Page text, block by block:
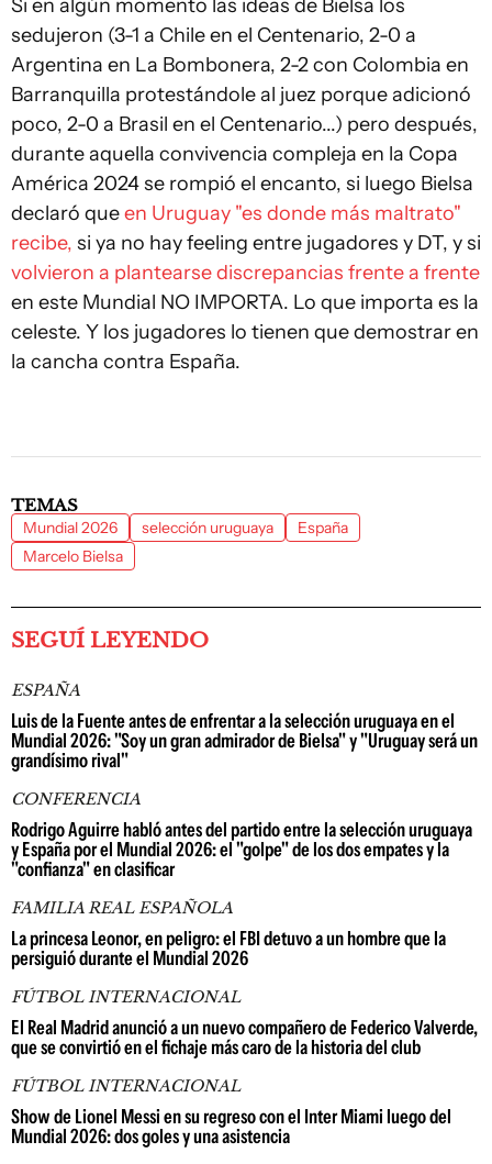
Si en algún momento las ideas de Bielsa los
sedujeron (3-1 a Chile en el Centenario, 2-0 a
Argentina en La Bombonera, 2-2 con Colombia en
Barranquilla protestándole al juez porque adicionó
poco, 2-0 a Brasil en el Centenario...) pero después,
durante aquella convivencia compleja en la Copa
América 2024 se rompió el encanto, si luego Bielsa
declaró queen Uruguay "es donde más maltrato"
recibe, si ya no hay feeling entre jugadores y DT, y si
volvieron a plantearse discrepancias frente a frente
en este Mundial NO IMPORTA. Lo que importa es la
celeste. Y los jugadores lo tienen que demostrar en
la cancha contra España.
TEMAS
Mundial 2026 selección uruguaya
España
Marcelo Bielsa
SEGUÍ LEYENDO
ESPAÑA
Luis de la Fuente antes de enfrentar a la selección uruguaya en el
Mundial 2026: "Soy un gran admirador de Bielsa" y "Uruguay será un
grandísimo rival"
CONFERENCIA
Rodrigo Aguirre habló antes del partido entre la selección uruguaya
y España por el Mundial 2026: el "golpe" de los dos empates y la
"confianza" en clasificar
FAMILIA REAL ESPAÑOLA
La princesa Leonor, en peligro: el FBI detuvo a un hombre que la
persiguió durante el Mundial 2026
FÚTBOL INTERNACIONAL
El Real Madrid anunció a un nuevo compañero de Federico Valverde,
que se convirtió en el fichaje más caro de la historia del club
FÚTBOL INTERNACIONAL
Show de Lionel Messi en su regreso con el Inter Miami luego del
Mundial 2026: dos goles y una asistencia